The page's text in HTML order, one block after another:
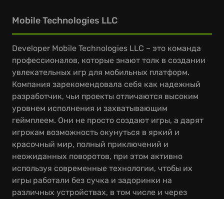
Mobile Technologies LLC
Developer Mobile Technologies LLC – это команда
профессионалов, которые знают толк в создании
увлекательных игр для мобильных платформ.
Компания зарекомендовала себя как надежный
разработчик, чьи проекты отличаются высоким
уровнем исполнения и захватывающим
геймплеем. Они не просто создают игры, а дарят
игрокам возможность окунуться в яркий и
красочный мир, полный приключений и
неожиданных поворотов, при этом активно
используя современные технологии, чтобы их
игры работали без сучка и задоринки на
различных устройствах, в том числе и через